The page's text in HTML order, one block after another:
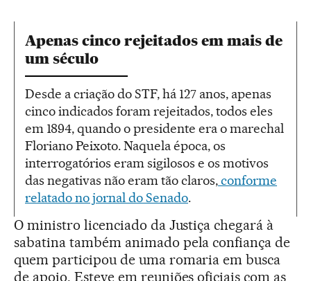
Apenas cinco rejeitados em mais de
um século
Desde a criação do STF, há 127 anos, apenas
cinco indicados foram rejeitados, todos eles
em 1894, quando o presidente era o marechal
Floriano Peixoto. Naquela época, os
interrogatórios eram sigilosos e os motivos
das negativas não eram tão claros,conforme
relatado no jornal do Senado.
O ministro licenciado da Justiça chegará à
sabatina também animado pela confiança de
quem participou de uma romaria em busca
de apoio. Esteve em reuniões oficiais com as